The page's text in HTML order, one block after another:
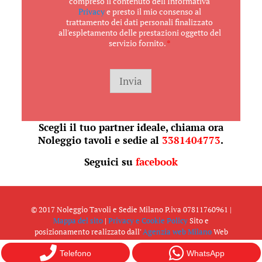
D
P
R
Privacye presto il mio consenso al
trattamento dei dati personali finalizzato
all'espletamento delle prestazioni oggetto del
servizio fornito.*
Invia
Scegli il tuo partner ideale, chiama ora
Noleggio tavoli e sedieal 3381404773.
Seguici su facebook
© 2017 Noleggio Tavoli e Sedie Milano P.iva 07811760961 |
Mappa del sito | Privacy e Cookie PolicySito e
posizionamento realizzato dall'Agenzia web MilanoWeb
Revolution.
Telefono WhatsApp